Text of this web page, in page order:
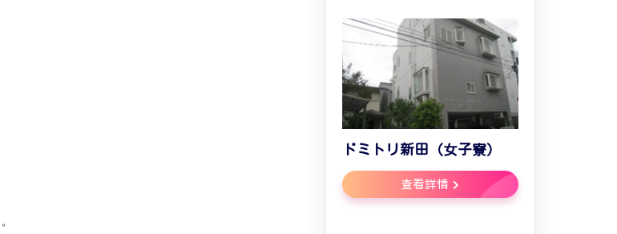
。
ドミトリ新田（女子寮）
查看詳情